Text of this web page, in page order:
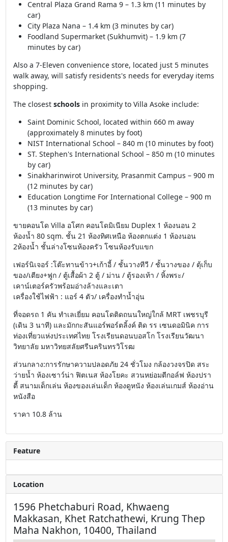
Central Plaza Grand Rama 9 – 1.3 km (11 minutes by
car)
City Plaza Nana – 1.4 km (3 minutes by car)
Foodland Supermarket (Sukhumvit) – 1.9 km (7
minutes by car)
Also a 7-Eleven convenience store, located just 5 minutes
walk away, will satisfy residents's needs for everyday items
shopping.
The closest schoolsin proximity to Villa Asoke include:
Saint Dominic School, located within 660 m away
(approximately 8 minutes by foot)
NIST International School – 840 m (10 minutes by foot)
ST. Stephen's International School – 850 m (10 minutes
by car)
Sinakharinwirot University, Prasanmit Campus – 900 m
(12 minutes by car)
Education Longtime For International College – 900 m
(13 minutes by car)
ขายคอนโด Villa อโศก คอนโดมิเนียม Duplex 1 ห้องนอน 2
ห้องน้ำ 80 sqm. ชั้น 21 ห้องทิศเหนือ ห้องตกแต่ง 1 ห้องนอน
2ห้องน้ำ ชั้นล่างโซนห้องครัว โซนห้องรับแขก
เฟอร์นิเจอร์ :โต๊ะทานข้าว+เก้าอี้ / ชั้นวางทีวี / ชั้นวางของ / ตุ้เก็บ
ของ/เตียง+ฟูก / ตู้เสื้อผ้า 2 ตู้ / ม่าน / ตู้รองเท้า / หิ้งพระ/
เคาน์เตอร์ครัวพร้อมอ่างล้างและเตา
เครื่องใช้ไฟฟ้า : แอร์ 4 ตัว/ เครื่องทำน้ำอุ่น
ที่จอดรถ 1 คัน ทำเลเยี่ยม คอนโดติดถนนใหญ่ใกล้ MRT เพชรบุรี
(เดิน 3 นาที) และมักกะสันแอร์พอร์ตลิ้งค์ ติด รร เซนดอมินิค การ
ท่องเที่ยวแห่งประเทศไทย โรงเรียนดอนบอสโก โรงเรียนวัฒนา
วิทยาลัย มหาวิทยสลัยศรีนครินทรวิโรฒ
ส่วนกลาง:การรักษาความปลอดภัย 24 ชั่วโมง กล้องวงจรปิด สระ
ว่ายน้ำ ห้องเซาว์น่า ฟิตเนส ห้องโยคะ สวนหย่อมตีกอล์ฟ ห้องปรา
ตี้ สนามเด็กเล่น ห้องของเล่นเด็ก ห้องดูหนัง ห้องเล่นเกมส์ ห้องอ่าน
หนังสือ
ราคา 10.8 ล้าน
Feature
Location
1596 Phetchaburi Road, Khwaeng
Makkasan, Khet Ratchathewi, Krung Thep
Maha Nakhon, 10400, Thailand